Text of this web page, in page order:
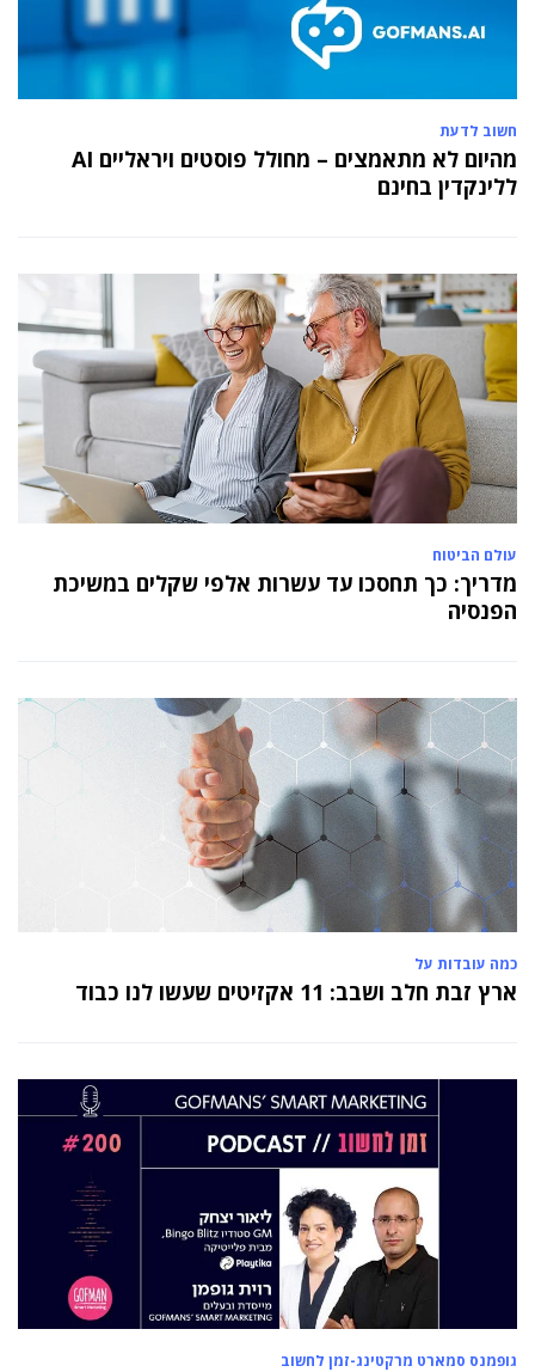
חשוב לדעת
מהיום לא מתאמצים – מחולל פוסטים ויראליים AI
ללינקדין בחינם
עולם הביטוח
מדריך: כך תחסכו עד עשרות אלפי שקלים במשיכת
הפנסיה
כמה עובדות על
ארץ זבת חלב ושבב: 11 אקזיטים שעשו לנו כבוד
גופמנס סמארט מרקטינג-זמן לחשוב